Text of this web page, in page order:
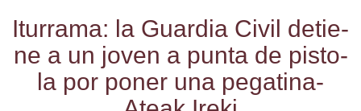
Itu­rra­ma: la Guar­dia Civil detie­
ne a un joven a pun­ta de pis­to­
la por poner una pega­ti­na-